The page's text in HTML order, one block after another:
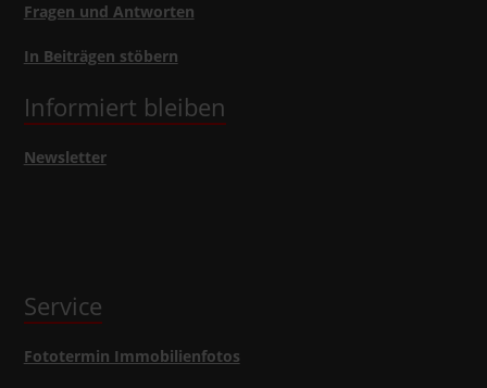
Fragen und Antworten
In Beiträgen stöbern
Informiert bleiben
Newsletter
Service
Fototermin Immobilienfotos